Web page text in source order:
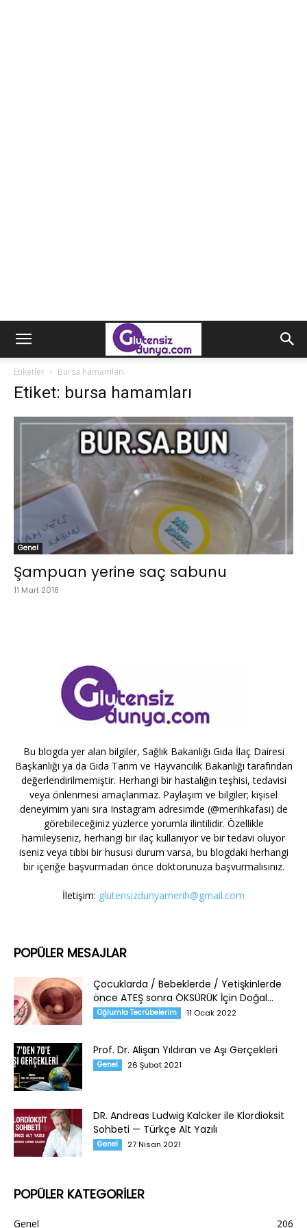
Etiketler Bursa hamamları
Etiket: bursa hamamları
Genel
Şampuan yerine saç sabunu
11 Mart 2018
Bu blogda yer alan bilgiler, Sağlık Bakanlığı Gıda İlaç Dairesi
Başkanlığı ya da Gıda Tarım ve Hayvancılık Bakanlığı tarafından
değerlendirilmemiştir. Herhangi bir hastalığın teşhisi, tedavisi
veya önlenmesi amaçlanmaz. Paylaşım ve bilgiler; kişisel
deneyimim yanı sıra Instagram adresimde (@merihkafasi) de
görebileceğiniz yüzlerce yorumla ilintilidir. Özellikle
hamileyseniz, herhangi bir ilaç kullanıyor ve bir tedavi oluyor
iseniz veya tıbbi bir hususi durum varsa, bu blogdaki herhangi
bir içeriğe başvurmadan önce doktorunuza başvurmalısınız.
İletişim: glutensizdunyamerih@gmail.com
POPÜLER MESAJLAR
Çocuklarda / Bebeklerde / Yetişkinlerde
önce ATEŞ sonra ÖKSÜRÜK İçin Doğal...
Oğlumla Tecrübelerim 11 Ocak 2022
Prof. Dr. Alişan Yıldıran ve Aşı Gerçekleri
Genel 26 Şubat 2021
DR. Andreas Ludwig Kalcker ile Klordioksit
Sohbeti — Türkçe Alt Yazılı
Genel 27 Nisan 2021
POPÜLER KATEGORİLER
Genel 206